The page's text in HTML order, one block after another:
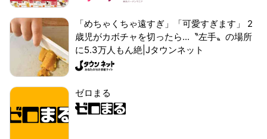
「めちゃくちゃ遠すぎ」「可愛すぎます」 2
歳児がカボチャを切ったら...〝左手〟の場所
に5.3万人もん絶|Jタウンネット
ゼロまる